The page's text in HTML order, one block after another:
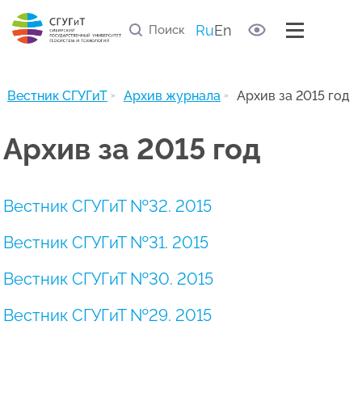
RuEn
Правила рецензирования статей
Список научных рецензентов
Полезные ссылки
Вестник СГУГиТ Архив журнала Архив за 2015 год
Архив за 2015 год
Вестник СГУГиТ №32. 2015
Вестник СГУГиТ №31. 2015
Вестник СГУГиТ №30. 2015
Вестник СГУГиТ №29. 2015